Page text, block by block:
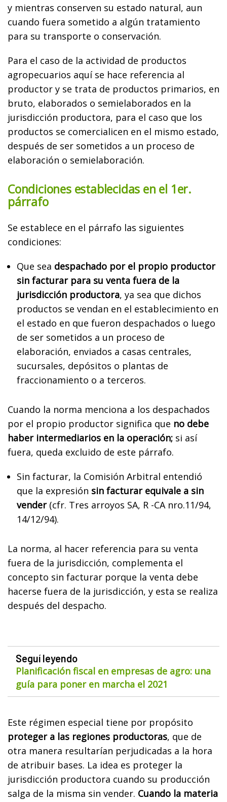
y mientras conserven su estado natural, aun
cuando fuera sometido a algún tratamiento
para su transporte o conservación.
Para el caso de la actividad de productos
agropecuarios aquí se hace referencia al
productor y se trata de productos primarios, en
bruto, elaborados o semielaborados en la
jurisdicción productora, para el caso que los
productos se comercialicen en el mismo estado,
después de ser sometidos a un proceso de
elaboración o semielaboración.
Condiciones establecidas en el 1er.
párrafo
Se establece en el párrafo las siguientes
condiciones:
Que sea despachado por el propio productor
sin facturar para su venta fuera de la
jurisdicción productora, ya sea que dichos
productos se vendan en el establecimiento en
el estado en que fueron despachados o luego
de ser sometidos a un proceso de
elaboración, enviados a casas centrales,
sucursales, depósitos o plantas de
fraccionamiento o a terceros.
Cuando la norma menciona a los despachados
por el propio productor significa que no debe
haber intermediarios en la operación; si así
fuera, queda excluido de este párrafo.
Sin facturar, la Comisión Arbitral entendió
que la expresión sin facturar equivale a sin
vender(cfr. Tres arroyos SA, R -CA nro.11/94,
14/12/94).
La norma, al hacer referencia para su venta
fuera de la jurisdicción, complementa el
concepto sin facturar porque la venta debe
hacerse fuera de la jurisdicción, y esta se realiza
después del despacho.
Seguí leyendo
Planificación fiscal en empresas de agro: una
guía para poner en marcha el 2021
Este régimen especial tiene por propósito
proteger a las regiones productoras, que de
otra manera resultarían perjudicadas a la hora
de atribuir bases. La idea es proteger la
jurisdicción productora cuando su producción
salga de la misma sin vender. Cuando la materia